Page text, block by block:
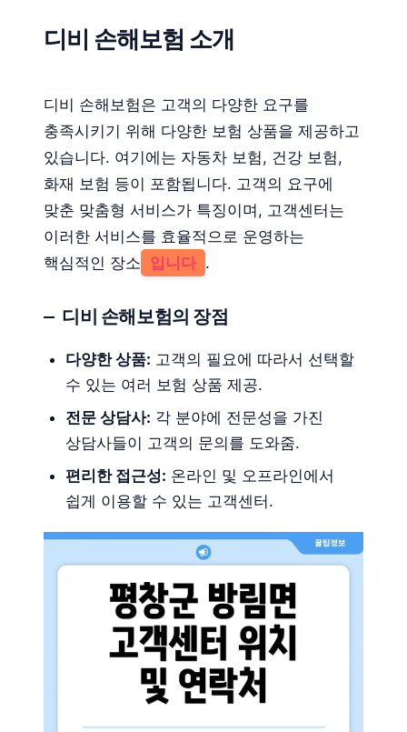
디비 손해보험 소개
디비 손해보험은 고객의 다양한 요구를
충족시키기 위해 다양한 보험 상품을 제공하고
있습니다. 여기에는 자동차 보험, 건강 보험,
화재 보험 등이 포함됩니다. 고객의 요구에
맞춘 맞춤형 서비스가 특징이며, 고객센터는
이러한 서비스를 효율적으로 운영하는
핵심적인 장소 입니다 .
디비 손해보험의 장점
다양한 상품: 고객의 필요에 따라서 선택할
수 있는 여러 보험 상품 제공.
전문 상담사: 각 분야에 전문성을 가진
상담사들이 고객의 문의를 도와줌.
편리한 접근성: 온라인 및 오프라인에서
쉽게 이용할 수 있는 고객센터.